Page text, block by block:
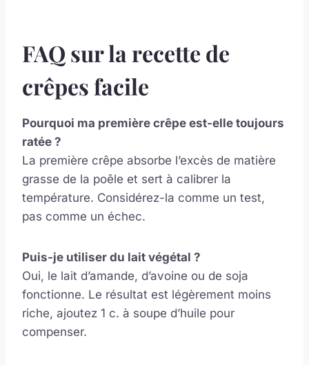
FAQ sur la recette de
crêpes facile
Pourquoi ma première crêpe est-elle toujours
ratée ?
La première crêpe absorbe l’excès de matière
grasse de la poêle et sert à calibrer la
température. Considérez-la comme un test,
pas comme un échec.
Puis-je utiliser du lait végétal ?
Oui, le lait d’amande, d’avoine ou de soja
fonctionne. Le résultat est légèrement moins
riche, ajoutez 1 c. à soupe d’huile pour
compenser.